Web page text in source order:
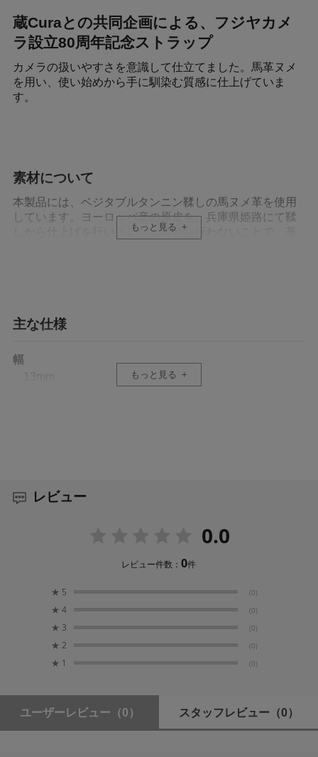
蔵Curaとの共同企画による、フジヤカメ
ラ設立80周年記念ストラップ
カメラの扱いやすさを意識して仕立てました。馬革ヌメ
を用い、使い始めから手に馴染む質感に仕上げていま
す。
素材について
本製品には、ベジタブルタンニン鞣しの馬ヌメ革を使用
しています。ヨーロッパ産の原皮を、兵庫県姫路にて鞣
しから仕上げを行いました。着色を行わないことで、革
い始めから自然な使い心地が得られます。革は貼り合わ
しなやかさを損なわないよう仕立てています。使うほど
につやが増し、色が深まり、手や動きに沿ってしなやか
に変化していきます。革そのものが育っていく過程も楽
きやすいバランスに仕上げています。細身ながら適度な
真鍮製リングについて
カメラへの取付部には、蔵Curaの真鍮製リングを採用し
ています。一般的な鉄製リングに比べて素材が柔らか
く、アイレットやボディを傷めにくいのが特徴です。取
コバ（縁）カラーは、革本来の質感を生かしたナチュラ
ルと、落ち着いた朱色の2種類をご用意しました。生成り
もっと見る
主な仕様
幅
日本製
コバ仕上げ
コバ ナチュラル／コバ 朱色
もっと見る
レビュー
0.0
レビュー件数：0件
★ 5 (0)
★ 4 (0)
★ 3 (0)
★ 2 (0)
★ 1 (0)
ユーザーレビュー （0） スタッフレビュー （0）